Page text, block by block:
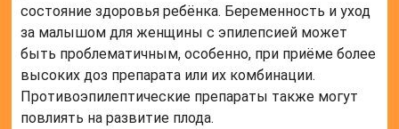
состояние здоровья ребёнка. Беременность и уход
за малышом для женщины с эпилепсией может
быть проблематичным, особенно, при приёме более
высоких доз препарата или их комбинации.
Противоэпилептические препараты также могут
повлиять на развитие плода.